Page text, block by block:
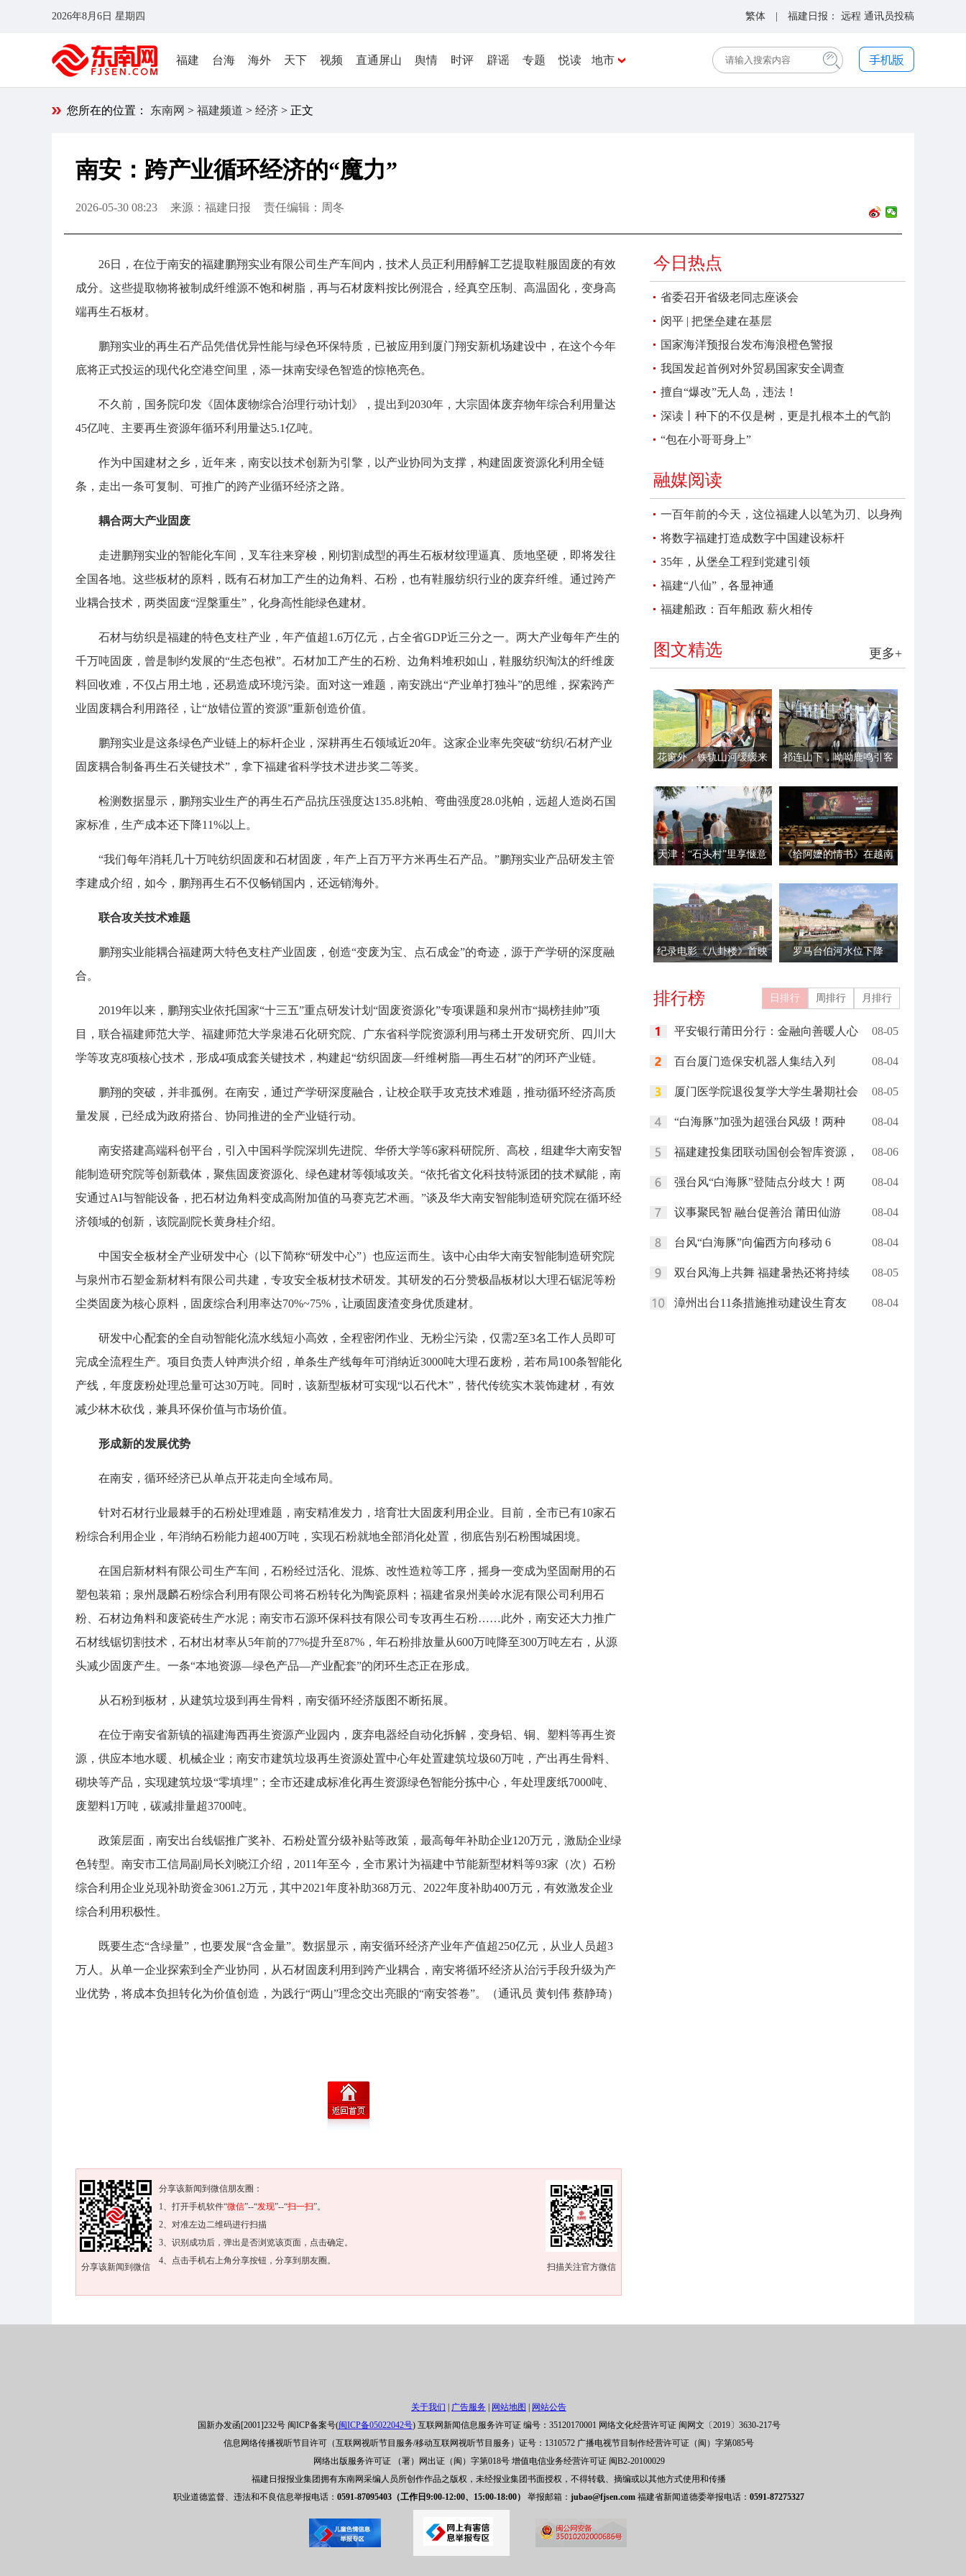
2026年8月6日 星期四 繁体 | 福建日报： 远程 通讯员投稿
福建 台海 海外 天下 视频 直通屏山 舆情 时评 辟谣 专题 悦读 地市
您所在的位置： 东南网 > 福建频道 > 经济 > 正文
南安：跨产业循环经济的“魔力”
2026-05-30 08:23 来源：福建日报 责任编辑：周冬
26日，在位于南安的福建鹏翔实业有限公司生产车间内，技术人员正利用醇解工艺提取鞋服固废的有效
成分。这些提取物将被制成纤维源不饱和树脂，再与石材废料按比例混合，经真空压制、高温固化，变身高
端再生石板材。
鹏翔实业的再生石产品凭借优异性能与绿色环保特质，已被应用到厦门翔安新机场建设中，在这个今年
底将正式投运的现代化空港空间里，添一抹南安绿色智造的惊艳亮色。
不久前，国务院印发《固体废物综合治理行动计划》，提出到2030年，大宗固体废弃物年综合利用量达
45亿吨、主要再生资源年循环利用量达5.1亿吨。
作为中国建材之乡，近年来，南安以技术创新为引擎，以产业协同为支撑，构建固废资源化利用全链
条，走出一条可复制、可推广的跨产业循环经济之路。
耦合两大产业固废
走进鹏翔实业的智能化车间，叉车往来穿梭，刚切割成型的再生石板材纹理逼真、质地坚硬，即将发往
全国各地。这些板材的原料，既有石材加工产生的边角料、石粉，也有鞋服纺织行业的废弃纤维。通过跨产
业耦合技术，两类固废“涅槃重生”，化身高性能绿色建材。
石材与纺织是福建的特色支柱产业，年产值超1.6万亿元，占全省GDP近三分之一。两大产业每年产生的
千万吨固废，曾是制约发展的“生态包袱”。石材加工产生的石粉、边角料堆积如山，鞋服纺织淘汰的纤维废
料回收难，不仅占用土地，还易造成环境污染。面对这一难题，南安跳出“产业单打独斗”的思维，探索跨产
业固废耦合利用路径，让“放错位置的资源”重新创造价值。
鹏翔实业是这条绿色产业链上的标杆企业，深耕再生石领域近20年。这家企业率先突破“纺织/石材产业
固废耦合制备再生石关键技术”，拿下福建省科学技术进步奖二等奖。
检测数据显示，鹏翔实业生产的再生石产品抗压强度达135.8兆帕、弯曲强度28.0兆帕，远超人造岗石国
家标准，生产成本还下降11%以上。
“我们每年消耗几十万吨纺织固废和石材固废，年产上百万平方米再生石产品。”鹏翔实业产品研发主管
李建成介绍，如今，鹏翔再生石不仅畅销国内，还远销海外。
联合攻关技术难题
鹏翔实业能耦合福建两大特色支柱产业固废，创造“变废为宝、点石成金”的奇迹，源于产学研的深度融
合。
2019年以来，鹏翔实业依托国家“十三五”重点研发计划“固废资源化”专项课题和泉州市“揭榜挂帅”项
目，联合福建师范大学、福建师范大学泉港石化研究院、广东省科学院资源利用与稀土开发研究所、四川大
学等攻克8项核心技术，形成4项成套关键技术，构建起“纺织固废—纤维树脂—再生石材”的闭环产业链。
鹏翔的突破，并非孤例。在南安，通过产学研深度融合，让校企联手攻克技术难题，推动循环经济高质
量发展，已经成为政府搭台、协同推进的全产业链行动。
南安搭建高端科创平台，引入中国科学院深圳先进院、华侨大学等6家科研院所、高校，组建华大南安智
能制造研究院等创新载体，聚焦固废资源化、绿色建材等领域攻关。“依托省文化科技特派团的技术赋能，南
安通过AI与智能设备，把石材边角料变成高附加值的马赛克艺术画。”谈及华大南安智能制造研究院在循环经
济领域的创新，该院副院长黄身桂介绍。
中国安全板材全产业研发中心（以下简称“研发中心”）也应运而生。该中心由华大南安智能制造研究院
与泉州市石塑金新材料有限公司共建，专攻安全板材技术研发。其研发的石分赞极晶板材以大理石锯泥等粉
尘类固废为核心原料，固废综合利用率达70%~75%，让顽固废渣变身优质建材。
研发中心配套的全自动智能化流水线短小高效，全程密闭作业、无粉尘污染，仅需2至3名工作人员即可
完成全流程生产。项目负责人钟声洪介绍，单条生产线每年可消纳近3000吨大理石废粉，若布局100条智能化
产线，年度废粉处理总量可达30万吨。同时，该新型板材可实现“以石代木”，替代传统实木装饰建材，有效
减少林木砍伐，兼具环保价值与市场价值。
形成新的发展优势
在南安，循环经济已从单点开花走向全域布局。
针对石材行业最棘手的石粉处理难题，南安精准发力，培育壮大固废利用企业。目前，全市已有10家石
粉综合利用企业，年消纳石粉能力超400万吨，实现石粉就地全部消化处置，彻底告别石粉围城困境。
在国启新材料有限公司生产车间，石粉经过活化、混炼、改性造粒等工序，摇身一变成为坚固耐用的石
塑包装箱；泉州晟麟石粉综合利用有限公司将石粉转化为陶瓷原料；福建省泉州美岭水泥有限公司利用石
粉、石材边角料和废瓷砖生产水泥；南安市石源环保科技有限公司专攻再生石粉……此外，南安还大力推广
石材线锯切割技术，石材出材率从5年前的77%提升至87%，年石粉排放量从600万吨降至300万吨左右，从源
头减少固废产生。一条“本地资源—绿色产品—产业配套”的闭环生态正在形成。
从石粉到板材，从建筑垃圾到再生骨料，南安循环经济版图不断拓展。
在位于南安省新镇的福建海西再生资源产业园内，废弃电器经自动化拆解，变身铝、铜、塑料等再生资
源，供应本地水暖、机械企业；南安市建筑垃圾再生资源处置中心年处置建筑垃圾60万吨，产出再生骨料、
砌块等产品，实现建筑垃圾“零填埋”；全市还建成标准化再生资源绿色智能分拣中心，年处理废纸7000吨、
废塑料1万吨，碳减排量超3700吨。
政策层面，南安出台线锯推广奖补、石粉处置分级补贴等政策，最高每年补助企业120万元，激励企业绿
色转型。南安市工信局副局长刘晓江介绍，2011年至今，全市累计为福建中节能新型材料等93家（次）石粉
综合利用企业兑现补助资金3061.2万元，其中2021年度补助368万元、2022年度补助400万元，有效激发企业
综合利用积极性。
既要生态“含绿量”，也要发展“含金量”。数据显示，南安循环经济产业年产值超250亿元，从业人员超3
万人。从单一企业探索到全产业协同，从石材固废利用到跨产业耦合，南安将循环经济从治污手段升级为产
业优势，将成本负担转化为价值创造，为践行“两山”理念交出亮眼的“南安答卷”。（通讯员 黄钊伟 蔡静琦）
扫描关注官方微信
分享该新闻到微信
分享该新闻到微信朋友圈：
1、打开手机软件“微信”--“发现”--“扫一扫”。
2、对准左边二维码进行扫描
3、识别成功后，弹出是否浏览该页面，点击确定。
4、点击手机右上角分享按钮，分享到朋友圈。
今日热点
省委召开省级老同志座谈会
闵平 | 把堡垒建在基层
国家海洋预报台发布海浪橙色警报
我国发起首例对外贸易国家安全调查
擅自“爆改”无人岛，违法！
深读丨种下的不仅是树，更是扎根本土的气韵
“包在小哥哥身上”
融媒阅读
一百年前的今天，这位福建人以笔为刃、以身殉
报
将数字福建打造成数字中国建设标杆
35年，从堡垒工程到党建引领
福建“八仙”，各显神通
福建船政：百年船政 薪火相传
更多+
图文精选
花窗外，铁轨山河缓缓来
祁连山下，呦呦鹿鸣引客
天津：“石头村”里享惬意
《给阿嬷的情书》在越南
纪录电影《八卦楼》首映 罗马台伯河水位下降
排行榜 日排行 周排行 月排行
平安银行莆田分行：金融向善暖人心 08-05
百台厦门造保安机器人集结入列 08-04
厦门医学院退役复学大学生暑期社会 08-05
“白海豚”加强为超强台风级！两种 08-04
福建建投集团联动国创会智库资源， 08-06
强台风“白海豚”登陆点分歧大！两 08-04
议事聚民智 融台促善治 莆田仙游 08-04
台风“白海豚”向偏西方向移动 6 08-04
双台风海上共舞 福建暑热还将持续 08-05
漳州出台11条措施推动建设生育友 08-04